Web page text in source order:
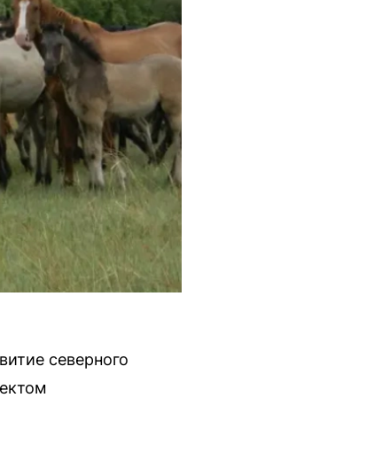
северного